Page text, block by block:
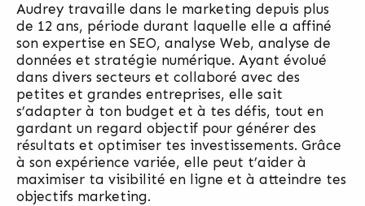
Audrey travaille dans le marketing depuis plus
de 12 ans, période durant laquelle elle a affiné
son expertise en SEO, analyse Web, analyse de
données et stratégie numérique. Ayant évolué
dans divers secteurs et collaboré avec des
petites et grandes entreprises, elle sait
s’adapter à ton budget et à tes défis, tout en
gardant un regard objectif pour générer des
résultats et optimiser tes investissements. Grâce
à son expérience variée, elle peut t’aider à
maximiser ta visibilité en ligne et à atteindre tes
objectifs marketing.